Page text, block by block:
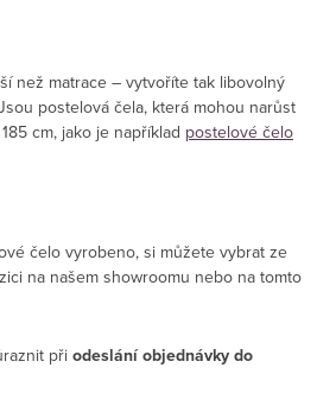
než matrace – vytvoříte tak libovolný
postelová čela, která mohou narůst
cm, jako je například postelové čelo
čelo vyrobeno, si můžete vybrat ze
na našem showroomu nebo na tomto
při odeslání objednávky do